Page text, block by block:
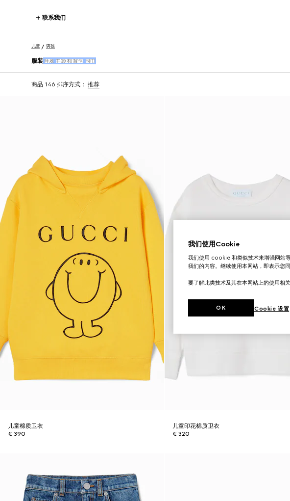
联系我们
儿童 男孩
服装 鞋履 手袋和背包 围巾
商品 146 排序方式： 推荐
儿童棉质卫衣
€ 390
儿童印花棉质卫衣
€ 320
我们使用Cookie
我们使用 cookie 和类似技术来增强网站
我们的内容。继续使用本网站，即表示您同
要了解此类技术及其在本网站上的使用相
Cookie 设置
OK